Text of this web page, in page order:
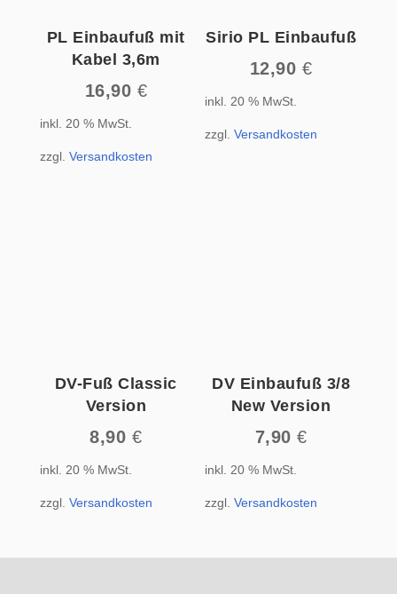
PL Einbaufuß mit
Kabel 3,6m
16,90 €
inkl. 20 % MwSt.
zzgl. Versandkosten
Sirio PL Einbaufuß
12,90 €
inkl. 20 % MwSt.
zzgl.Versandkosten
DV-Fuß Classic
Version
8,90 €
inkl. 20 % MwSt.
zzgl. Versandkosten
DV Einbaufuß 3/8
New Version
7,90€
inkl. 20 % MwSt.
zzgl.Versandkosten